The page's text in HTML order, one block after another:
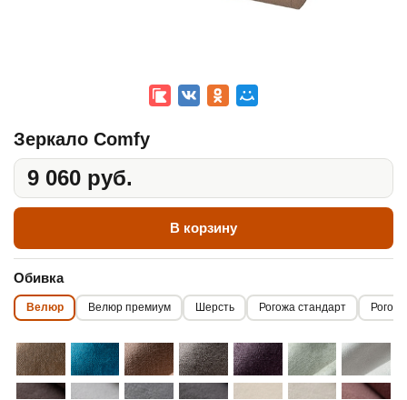
Зеркало Comfy
9 060 руб.
В корзину
Обивка
Велюр Велюр премиум Шерсть Рогожа стандарт